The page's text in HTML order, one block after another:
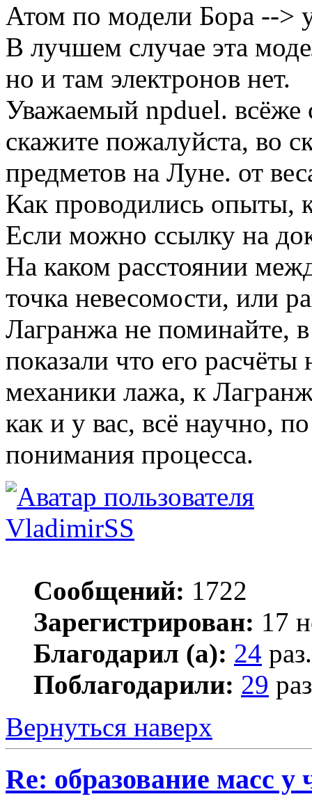
Атом по модели Бора -->
В лучшем случае эта
но и там электронов нет.
Уважаемый npduel. всёже
скажите пожалуйста, во
предметов на Луне. от
Как проводились опыты,
Если можно ссылку на
На каком расстоянии
точка невесомости, или
Лагранжа не поминайте,
показали что его
механики лажа, к
как и у вас, всё научно,
понимания процесса.
VladimirSS
Сообщений: 1722
Зарегистрирован: 17
Благодарил (а): 24 раз.
Поблагодарили: 29
Вернуться наверх
Re: образование масс у